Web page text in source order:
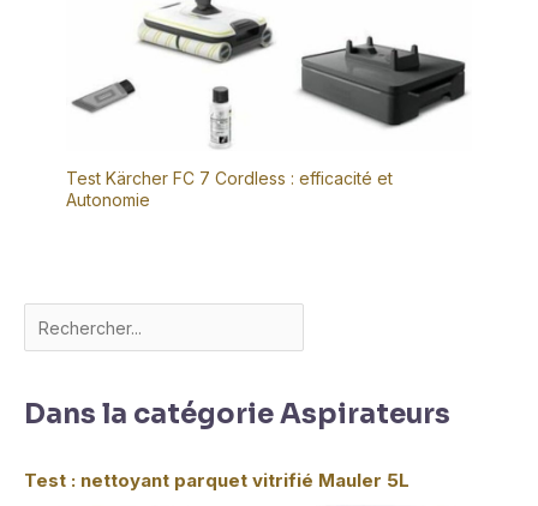
Test Kärcher FC 7 Cordless : efficacité et
Autonomie
Dans la catégorie Aspirateurs
Test : nettoyant parquet vitrifié Mauler 5L